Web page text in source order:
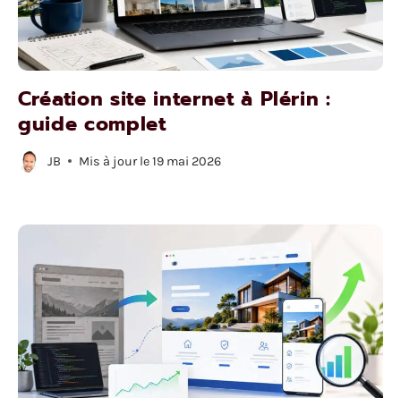
Création site internet à Plérin :
guide complet
JB Mis à jour le19 mai 2026